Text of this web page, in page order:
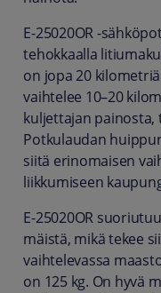
E-25020OR -
tehokkaalla
on jopa 20
vaihtelee 10–20
kuljettajan painosta,
Potkulaudan
siitä erinomaisen
liikkumiseen
E-25020OR
mäistä, mikä tekee
vaihtelevassa
on 125 kg. On hyvä